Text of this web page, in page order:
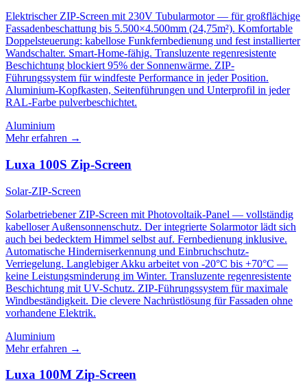
Elektrischer ZIP-Screen mit 230V Tubularmotor — für großflächige
Fassadenbeschattung bis 5.500×4.500mm (24,75m²). Komfortable
Doppelsteuerung: kabellose Funkfernbedienung und fest installierter
Wandschalter. Smart-Home-fähig. Transluzente regenresistente
Beschichtung blockiert 95% der Sonnenwärme. ZIP-
Führungssystem für windfeste Performance in jeder Position.
Aluminium-Kopfkasten, Seitenführungen und Unterprofil in jeder
RAL-Farbe pulverbeschichtet.
Aluminium
Mehr erfahren →
Luxa 100S Zip-Screen
Solar-ZIP-Screen
Solarbetriebener ZIP-Screen mit Photovoltaik-Panel — vollständig
kabelloser Außensonnenschutz. Der integrierte Solarmotor lädt sich
auch bei bedecktem Himmel selbst auf. Fernbedienung inklusive.
Automatische Hinderniserkennung und Einbruchschutz-
Verriegelung. Langlebiger Akku arbeitet von -20°C bis +70°C —
keine Leistungsminderung im Winter. Transluzente regenresistente
Beschichtung mit UV-Schutz. ZIP-Führungssystem für maximale
Windbeständigkeit. Die clevere Nachrüstlösung für Fassaden ohne
vorhandene Elektrik.
Aluminium
Mehr erfahren →
Luxa 100M Zip-Screen